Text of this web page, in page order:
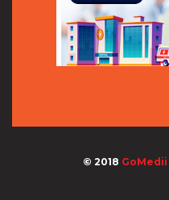
© 2018 GoMedii